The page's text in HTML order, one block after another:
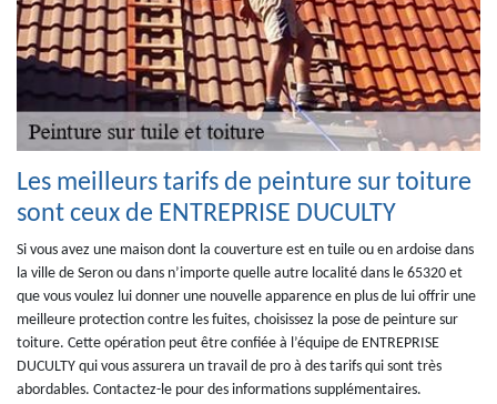
Les meilleurs tarifs de peinture sur toiture
sont ceux de ENTREPRISE DUCULTY
Si vous avez une maison dont la couverture est en tuile ou en ardoise dans
la ville de Seron ou dans n’importe quelle autre localité dans le 65320 et
que vous voulez lui donner une nouvelle apparence en plus de lui offrir une
meilleure protection contre les fuites, choisissez la pose de peinture sur
toiture. Cette opération peut être confiée à l’équipe de ENTREPRISE
DUCULTY qui vous assurera un travail de pro à des tarifs qui sont très
abordables. Contactez-le pour des informations supplémentaires.